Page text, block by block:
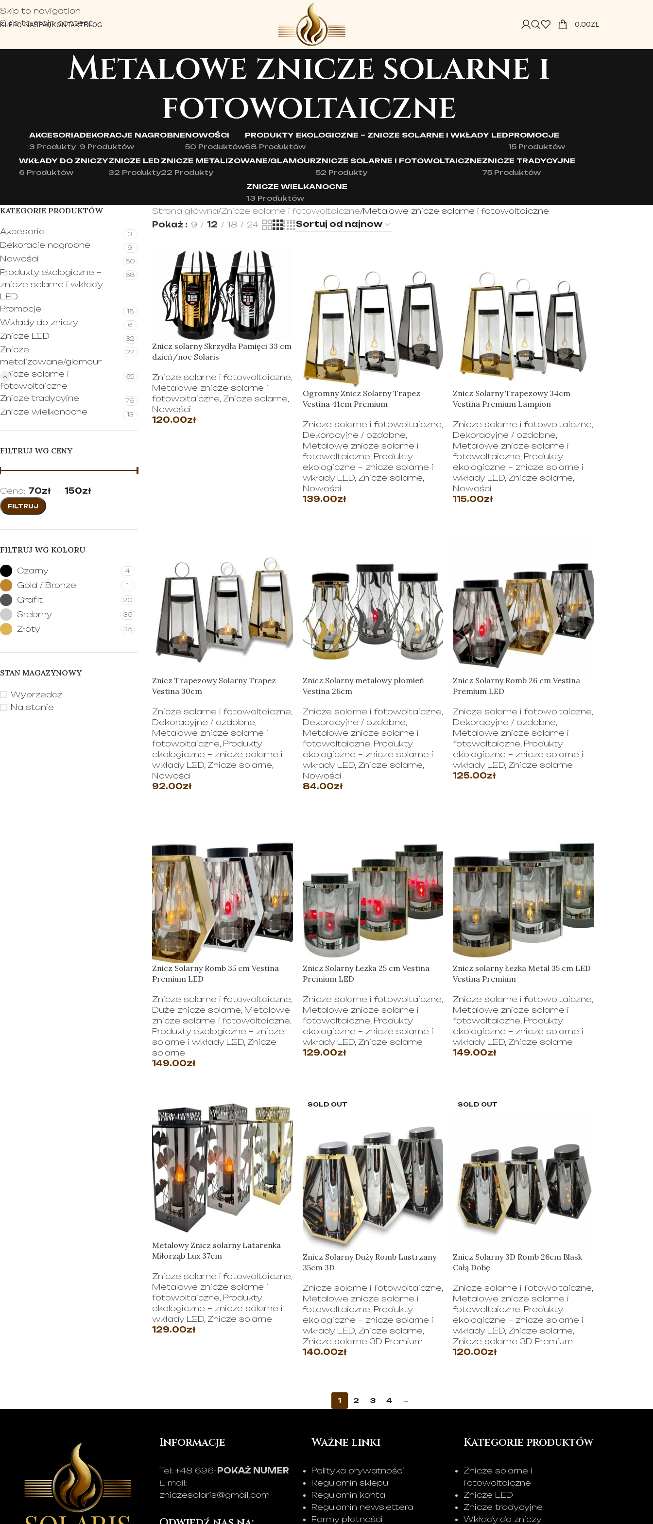
Skip to navigation
Skip to main content
O NASFAQKONTAKTBLOG 0.00ZŁ
Metalowe znicze solarne i
fotowoltaiczne
AKCESORIA
3 Produkty
DEKORACJE NAGROBNE
9 Produktów
NOWOŚCI
50 Produktów
PRODUKTY EKOLOGICZNE – ZNICZE SOLARNE I WKŁADY LED
68 Produktów
PROMOCJE
15 Produktów
WKŁADY DO ZNICZY
6 Produktów
ZNICZE LED
32 Produkty
ZNICZE METALIZOWANE/GLAMOUR
22 Produkty
ZNICZE SOLARNE I FOTOWOLTAICZNE
52 Produkty
ZNICZE TRADYCYJNE
75 Produktów
ZNICZE WIELKANOCNE
13 Produktów
KATEGORIE PRODUKTÓW
Akcesoria 3
Dekoracje nagrobne 9
Nowości 50
Produkty ekologiczne –
znicze solarne i wkłady
LED
68
Promocje 15
Wkłady do zniczy 6
Znicze LED 32
Znicze
metalizowane/glamour
22
Znicze solarne i
fotowoltaiczne
52
Znicze tradycyjne 75
Znicze wielkanocne 13
FILTRUJ WG CENY
FILTRUJ
Cena: 70zł — 150zł
FILTRUJ WG KOLORU
Czarny 4
Gold / Bronze 1
Grafit 20
Srebrny 35
Złoty 35
STAN MAGAZYNOWY
Wyprzedaż
Na stanie
Strona główna Znicze solarne i fotowoltaiczne Metalowe znicze solarne i fotowoltaiczne
Pokaż
9 12 18 24
Znicz solarny Skrzydła Pamięci 33 cm
dzień/noc Solaris
Znicze solarne i fotowoltaiczne,
Metalowe znicze solarne i
fotowoltaiczne, Znicze solarne,
Nowości
120.00zł
Ogromny Znicz Solarny Trapez
Vestina 41cm Premium
Znicze solarne i fotowoltaiczne
Dekoracyjne / ozdobne
Metalowe znicze solarne i
fotowoltaiczne Produkty
ekologiczne – znicze solarne i
wkłady LED, Znicze solarne
Nowości
139.00zł
Znicz Solarny Trapezowy 34cm
Vestina Premium Lampion
Znicze solarne i fotowoltaiczne
Dekoracyjne / ozdobne
Metalowe znicze solarne i
fotowoltaiczne Produkty
ekologiczne – znicze solarne i
wkłady LED Znicze solarne
Nowości
115.00zł
Znicz Trapezowy Solarny Trapez
Vestina 30cm
Znicze solarne i fotowoltaiczne,
Dekoracyjne / ozdobne,
Metalowe znicze solarne i
fotowoltaiczne, Produkty
ekologiczne – znicze solarne i
wkłady LED, Znicze solarne,
Nowości
92.00zł
Znicz Solarny metalowy płomień
Vestina 26cm
Znicze solarne i fotowoltaiczne,
Dekoracyjne / ozdobne,
Metalowe znicze solarne i
fotowoltaiczne, Produkty
ekologiczne – znicze solarne i
wkłady LED, Znicze solarne,
Nowości
84.00zł
Znicz Solarny Romb 26 cm Vestina
Premium LED
Znicze solarne i fotowoltaiczne,
Dekoracyjne / ozdobne,
Metalowe znicze solarne i
fotowoltaiczne, Produkty
ekologiczne – znicze solarne i
wkłady LED, Znicze solarne
125.00zł
Znicz Solarny Romb 35 cm Vestina
Premium LED
Znicze solarne i fotowoltaiczne
Duże znicze solarne Metalowe
znicze solarne i fotowoltaiczne
Produkty ekologiczne – znicze
solarne i wkłady LED, Znicze
solarne
149.00zł
Znicz Solarny Łezka 25 cm Vestina
Premium LED
Znicze solarne i fotowoltaiczne
Metalowe znicze solarne i
fotowoltaiczne Produkty
ekologiczne – znicze solarne i
wkłady LED, Znicze solarne
129.00zł
Znicz solarny Łezka Metal 35 cm LED
Vestina Premium
Znicze solarne i fotowoltaiczne
Metalowe znicze solarne i
fotowoltaiczne Produkty
ekologiczne – znicze solarne i
wkłady LED Znicze solarne
149.00zł
Metalowy Znicz solarny Latarenka
Miłorząb Lux 37cm
Znicze solarne i fotowoltaiczne
Metalowe znicze solarne i
fotowoltaiczne Produkty
ekologiczne – znicze solarne i
wkłady LED, Znicze solarne
129.00zł
SOLD OUT
Znicz Solarny Duży Romb Lustrzany
35cm 3D
Znicze solarne i fotowoltaiczne
Metalowe znicze solarne i
fotowoltaiczne Produkty
ekologiczne – znicze solarne i
wkłady LED, Znicze solarne
Znicze solarne 3D Premium
140.00zł
SOLD OUT
Znicz Solarny 3D Romb 26cm Blask
Całą Dobę
Znicze solarne i fotowoltaiczne
Metalowe znicze solarne i
fotowoltaiczne Produkty
ekologiczne – znicze solarne i
wkłady LED Znicze solarne
Znicze solarne 3D Premium
120.00zł
1 2 3 4 →
Informacje
Tel: +48 696-POKAŻ NUMER
E-mail:
zniczesolaris@gmail.com
Ważne linki
Polityka prywatności
Regulamin sklepu
Regulamin konta
Regulamin newslettera
Formy płatności
Kategorie produktów
Znicze solarne i
fotowoltaiczne
Znicze LED
Znicze tradycyjne
Wkłady do zniczy